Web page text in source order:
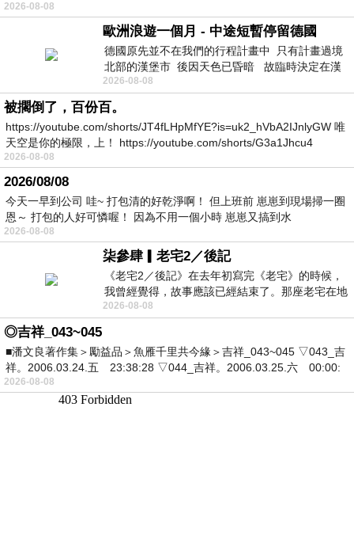
2026-08-08
歐洲浪遊一個月 - 中途短暫停留德國
德國原先並不在我們的行程計畫中 只有計畫過境
北部的漢堡市 後因天色已昏暗 故臨時決定在漢
堡市吃晚餐和過夜
2026-08-08
被擱倒了，百份百。
https://youtube.com/shorts/JT4fLHpMfYE?is=uk2_hVbA2IJnlyGW 唯
天空是你的極限，上！ https://youtube.com/shorts/G3a1Jhcu4
2026-08-08
2026/08/08
今天一早到公司 哇~ 打包清的好乾淨啊！ 但上班前 崽崽到現場掃一圈
恩～ 打包的人好可憐喔！ 因為不用一個小時 崽崽又搞到水
2026-08-08
柒參肆▎老宅2／後記
《老宅2／後記》在去年初寫完《老宅》的時候，
我曾經覺得，故事應該已經結束了。那座老宅在地
震中倒塌，七個人終於離開那片黑暗，
2026-08-08
◎吉祥_043~045
■潘文良著作集＞勵益品＞魚雁千里共今緣＞吉祥_043~045 ▽043_吉
祥。2006.03.24.五 23:38:28 ▽044_吉祥。2006.03.25.六 00:00:
2026-08-08